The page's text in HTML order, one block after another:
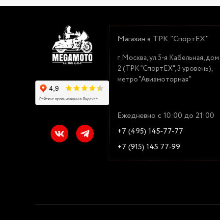
Магазин в ТРК "СпортЕХ"
г. Москва, ул.5-я Кабельная, дом
2 (ТРК "СпортЕХ", 3 уровень),
метро "Авиамоторная"
Ежедневно с 10:00 до 21:00
+7 (495) 145-77-77
+7 (915) 145 77-99